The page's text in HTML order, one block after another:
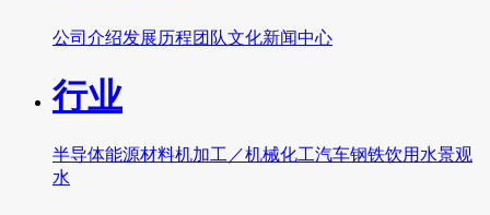
公司介绍发展历程团队文化新闻中心
行业
半导体能源材料机加工／机械化工汽车钢铁饮用水景观
水